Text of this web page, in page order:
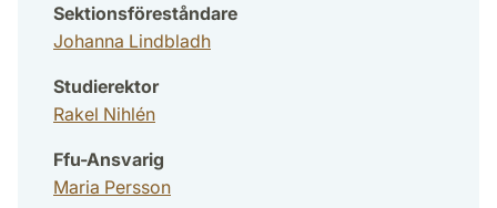
Sektionsföreståndare
Johanna Lindbladh
Studierektor
Rakel Nihlén
Ffu-Ansvarig
Maria Persson